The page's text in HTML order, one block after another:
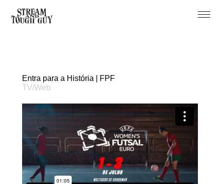
Entra para a História | FPF
TV/Web